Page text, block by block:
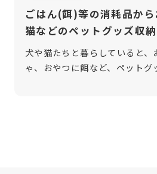
ごはん(餌)等の消耗品か
猫などのペットグッズ収
犬や猫たちと暮らしていると、
ゃ、おやつに餌など、ペット